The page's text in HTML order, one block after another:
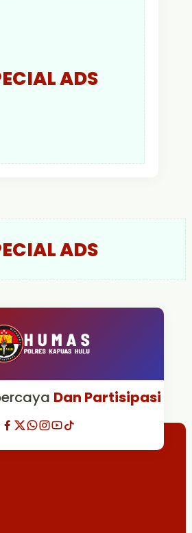
ADS
ADS
Dan Partisipasi